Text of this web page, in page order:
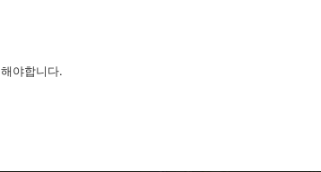
해야합니다.